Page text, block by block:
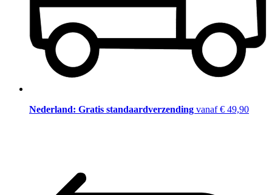
Nederland: Gratis standaardverzending vanaf € 49,90